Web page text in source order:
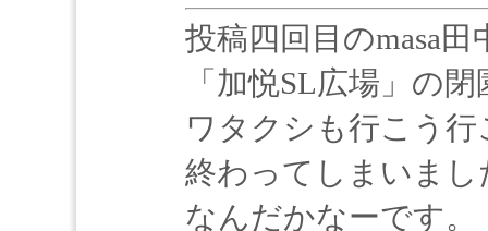
投稿四回目のmasa田
「加悦SL広場」の閉
ワタクシも行こう
終わってしまいまし
なんだかなーです。